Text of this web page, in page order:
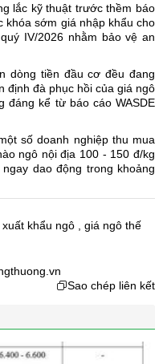
lắc kỹ thuật trước thềm báo
khóa sớm giá nhập khẩu cho
IV/2026 nhằm bảo vệ an
dòng tiền đầu cơ đều đang
định đà phục hồi của giá ngô
đáng kể từ báo cáo WASDE
số doanh nghiệp thu mua
ngô nội địa 100 - 150 đ/kg
dao động trong khoảng
xuất khẩu ngô
giá ngô thế
Sao chép liên kết